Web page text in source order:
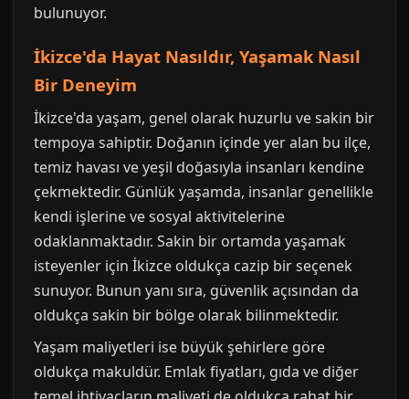
bulunuyor.
İkizce'da Hayat Nasıldır, Yaşamak Nasıl
Bir Deneyim
İkizce'da yaşam, genel olarak huzurlu ve sakin bir
tempoya sahiptir. Doğanın içinde yer alan bu ilçe,
temiz havası ve yeşil doğasıyla insanları kendine
çekmektedir. Günlük yaşamda, insanlar genellikle
kendi işlerine ve sosyal aktivitelerine
odaklanmaktadır. Sakin bir ortamda yaşamak
isteyenler için İkizce oldukça cazip bir seçenek
sunuyor. Bunun yanı sıra, güvenlik açısından da
oldukça sakin bir bölge olarak bilinmektedir.
Yaşam maliyetleri ise büyük şehirlere göre
oldukça makuldür. Emlak fiyatları, gıda ve diğer